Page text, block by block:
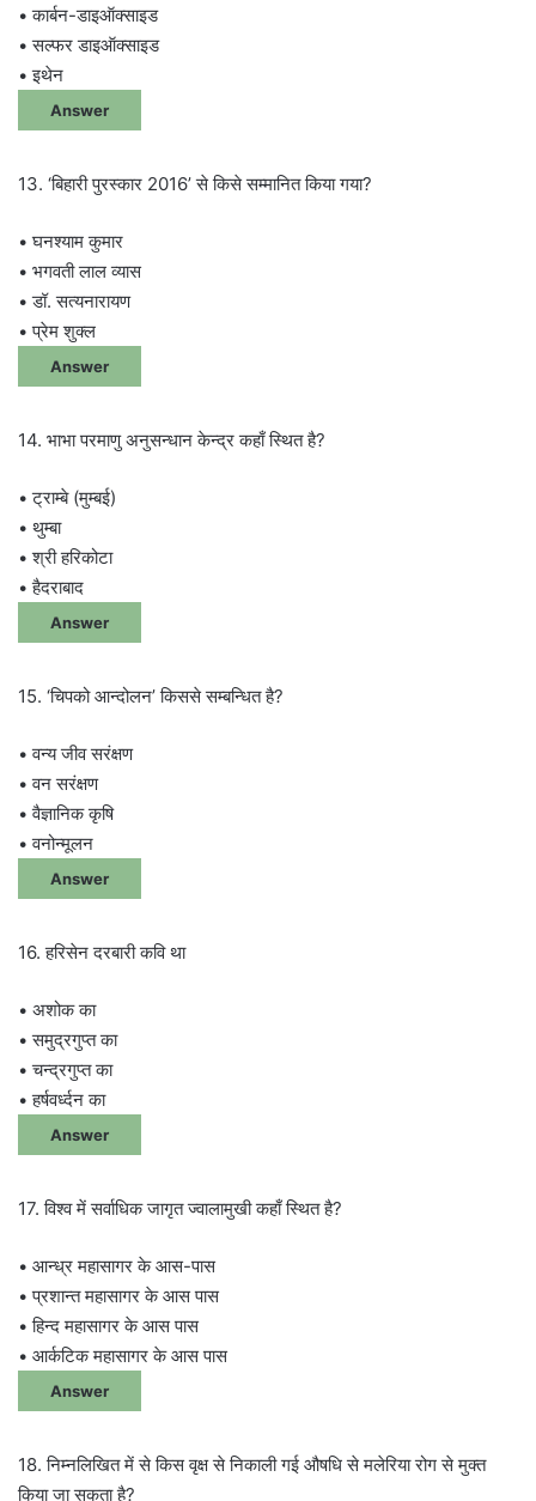
• कार्बन-डाइऑक्साइड
• सल्फर डाइऑक्साइड
• इथेन
Answer
13. ‘बिहारी पुरस्कार 2016’ से किसे सम्मानित किया गया?
• घनश्याम कुमार
• भगवती लाल व्यास
• डॉ. सत्यनारायण
• प्रेम शुक्ल
Answer
14. भाभा परमाणु अनुसन्धान केन्द्र कहाँ स्थित है?
• ट्राम्बे (मुम्बई)
• थुम्बा
• श्री हरिकोटा
• हैदराबाद
Answer
15. ‘चिपको आन्दोलन’ किससे सम्बन्धित है?
• वन्य जीव सरंक्षण
• वन सरंक्षण
• वैज्ञानिक कृषि
• वनोन्मूलन
Answer
16. हरिसेन दरबारी कवि था
• अशोक का
• समुद्रगुप्त का
• चन्द्रगुप्त का
• हर्षवर्ध्दन का
Answer
17. विश्व में सर्वाधिक जागृत ज्वालामुखी कहाँ स्थित है?
• आन्ध्र महासागर के आस-पास
• प्रशान्त महासागर के आस पास
• हिन्द महासागर के आस पास
• आर्कटिक महासागर के आस पास
Answer
18. निम्नलिखित में से किस वृक्ष से निकाली गई औषधि से मलेरिया रोग से मुक्त
किया जा सकता है?